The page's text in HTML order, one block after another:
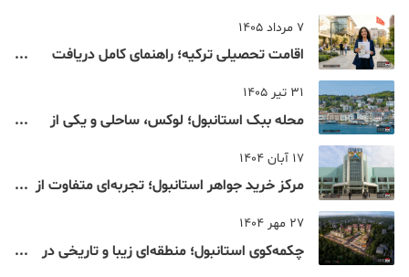
7 مرداد 1405
اقامت تحصیلی ترکیه؛ راهنمای کامل دریافت
31 تیر 1405
محله ببک استانبول؛ لوکس، ساحلی و یکی از
17 آبان 1404
مرکز خرید جواهر استانبول؛ تجربه‌ای متفاوت از
27 مهر 1404
چکمه‌کوی استانبول؛ منطقه‌ای زیبا و تاریخی در